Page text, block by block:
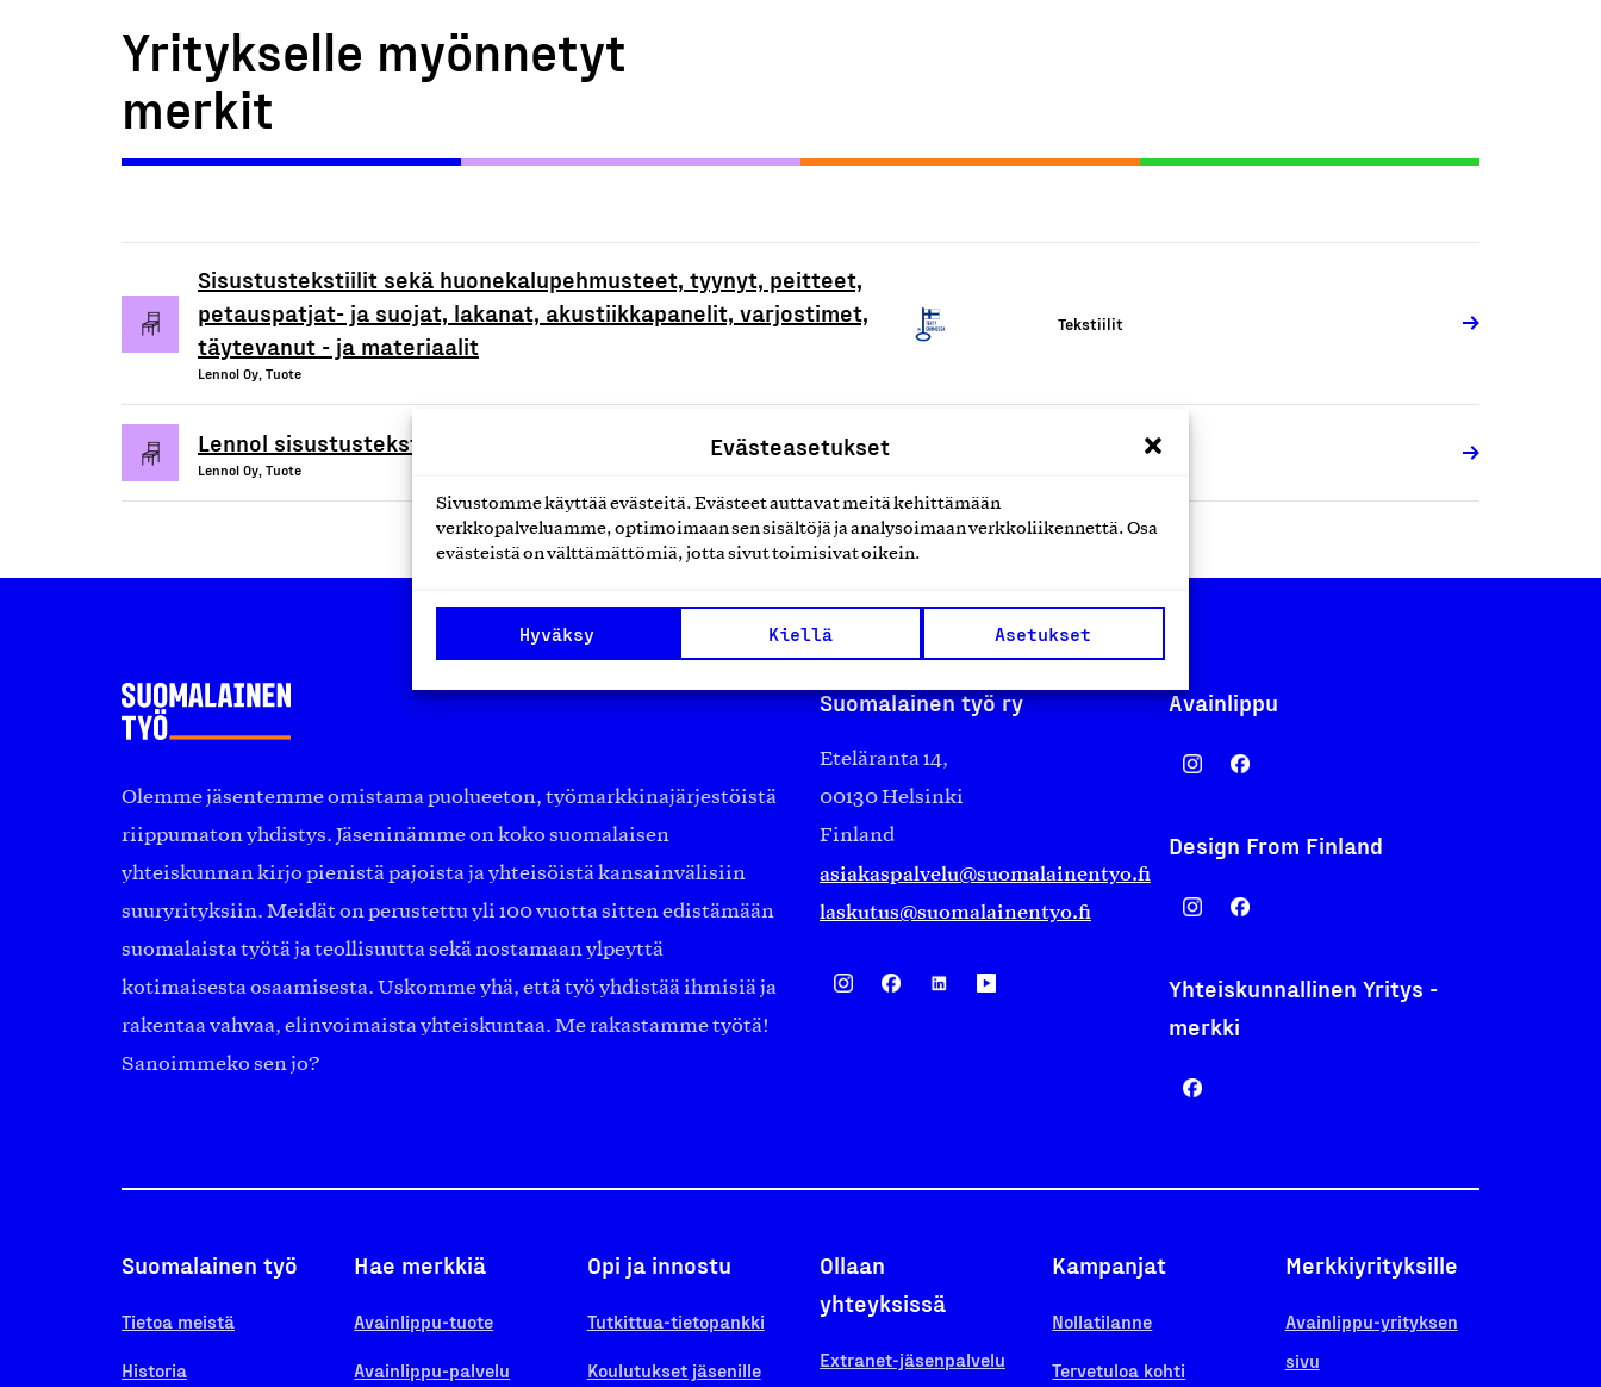
Evästeasetukset
Sivustomme käyttää evästeitä. Evästeet auttavat meitä kehittämään
verkkopalveluamme, optimoimaan sen sisältöjä ja analysoimaan verkkoliikennettä. Osa
evästeistä on välttämättömiä, jotta sivut toimisivat oikein.
Hyväksy Kiellä Asetukset
Yritykselle myönnetyt
merkit
Sisustustekstiilit sekä huonekalupehmusteet, tyynyt, peitteet,
petauspatjat- ja suojat, lakanat, akustiikkapanelit, varjostimet,
täytevanut - ja materiaalit
Lennol Oy, Tuote
Tekstiilit
Lennol sisustustekstiilit
Lennol Oy, Tuote
Olemme jäsentemme omistama puolueeton, työmarkkinajärjestöistä
riippumaton yhdistys. Jäseninämme on koko suomalaisen
yhteiskunnan kirjo pienistä pajoista ja yhteisöistä kansainvälisiin
suuryrityksiin. Meidät on perustettu yli 100 vuotta sitten edistämään
suomalaista työtä ja teollisuutta sekä nostamaan ylpeyttä
kotimaisesta osaamisesta. Uskomme yhä, että työ yhdistää ihmisiä ja
rakentaa vahvaa, elinvoimaista yhteiskuntaa. Me rakastamme työtä!
Sanoimmeko sen jo?
Suomalainen työ ry
Eteläranta 14,
00130 Helsinki
Finland
asiakaspalvelu@suomalainentyo.fi
laskutus@suomalainentyo.fi
Avainlippu
Design From Finland
Yhteiskunnallinen Yritys -
merkki
Suomalainen työ
Tietoa meistä
Historia
Hae merkkiä
Avainlippu-tuote
Avainlippu-palvelu
Opi ja innostu
Tutkittua-tietopankki
Koulutukset jäsenille
Ollaan
yhteyksissä
Extranet-jäsenpalvelu
Kampanjat
Nollatilanne
Tervetuloa kohti
Merkkiyrityksille
Avainlippu-yrityksen
sivu